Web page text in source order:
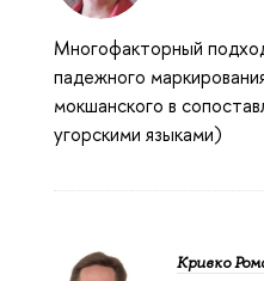
Многофакторный
падежного
мокшанского в
угорскими языками)
Кривко